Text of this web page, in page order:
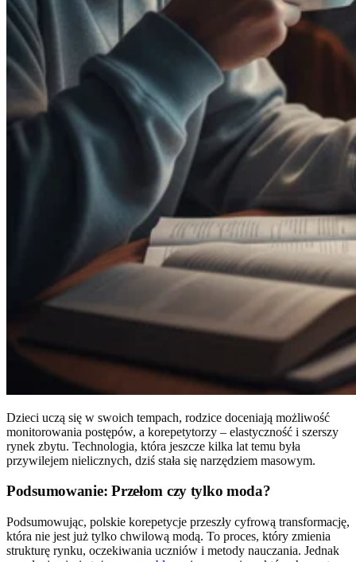
Dzieci uczą się w swoich tempach, rodzice doceniają możliwość
monitorowania postępów, a korepetytorzy – elastyczność i szerszy
rynek zbytu. Technologia, która jeszcze kilka lat temu była
przywilejem nielicznych, dziś stała się narzędziem masowym.
Podsumowanie: Przełom czy tylko moda?
Podsumowując, polskie korepetycje przeszły cyfrową transformację,
która nie jest już tylko chwilową modą. To proces, który zmienia
strukturę rynku, oczekiwania uczniów i metody nauczania. Jednak